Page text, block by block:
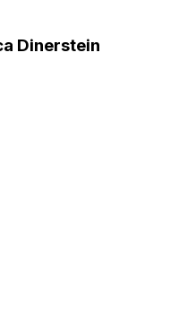
Dinerstein